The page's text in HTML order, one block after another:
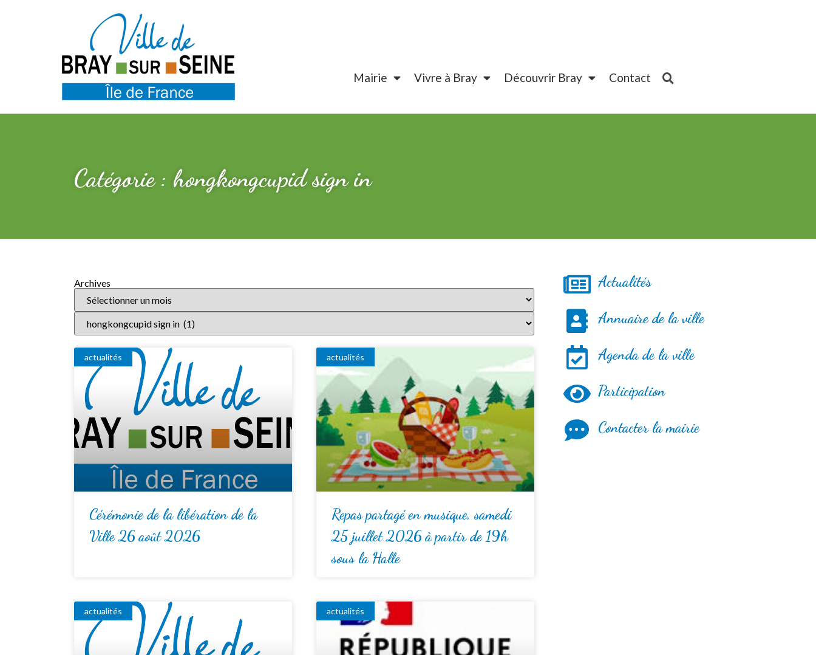
Mairie Vivre à Bray Découvrir Bray Contact
Catégorie : hongkongcupid sign in
Archives
actualités
Cérémonie de la libération de la
Ville 26 août 2026
actualités
Repas partagé en musique, samedi
25 juillet 2026 à partir de 19h
sous la Halle
actualités actualités
Actualités
Annuaire de la ville
Agenda de la ville
Participation
Contacter la mairie